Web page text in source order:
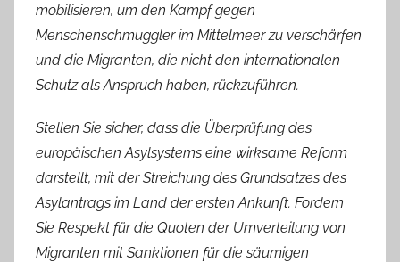
mobilisieren, um den Kampf gegen
Menschenschmuggler im Mittelmeer zu verschärfen
und die Migranten, die nicht den internationalen
Schutz als Anspruch haben, rückzuführen.
Stellen Sie sicher, dass die Überprüfung des
europäischen Asylsystems eine wirksame Reform
darstellt, mit der Streichung des Grundsatzes des
Asylantrags im Land der ersten Ankunft. Fordern
Sie Respekt für die Quoten der Umverteilung von
Migranten mit Sanktionen für die säumigen